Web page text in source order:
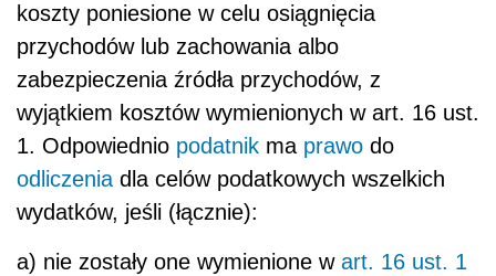
koszty poniesione w celu osiągnięcia
przychodów lub zachowania albo
zabezpieczenia źródła przychodów, z
wyjątkiem kosztów wymienionych w art. 16 ust.
1. Odpowiednio podatnik ma prawo do
odliczeniadla celów podatkowych wszelkich
wydatków, jeśli (łącznie):
a) nie zostały one wymienione w art. 16 ust. 1